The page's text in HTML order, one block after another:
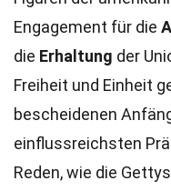
Engagement für die
die Erhaltung der
Freiheit und Einheit
bescheidenen
einflussreichsten
Reden, wie die